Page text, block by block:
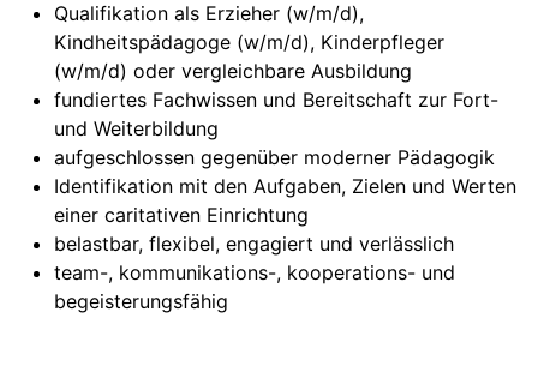
Qualifikation als Erzieher (w/m/d),
Kindheitspädagoge (w/m/d), Kinderpfleger
(w/m/d) oder vergleichbare Ausbildung
fundiertes Fachwissen und Bereitschaft zur Fort-
und Weiterbildung
aufgeschlossen gegenüber moderner Pädagogik
Identifikation mit den Aufgaben, Zielen und Werten
einer caritativen Einrichtung
belastbar, flexibel, engagiert und verlässlich
team-, kommunikations-, kooperations- und
begeisterungsfähig